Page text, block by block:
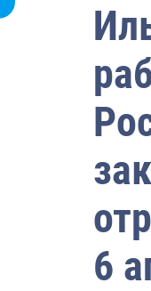
Выставки и конференции
Рыбоохрана России
Отрасль в цифрах
Большая африканская
События в России и мире
6